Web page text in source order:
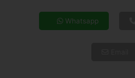
4x de R$ 34,09
5x de R$ 27,63
Whatsapp